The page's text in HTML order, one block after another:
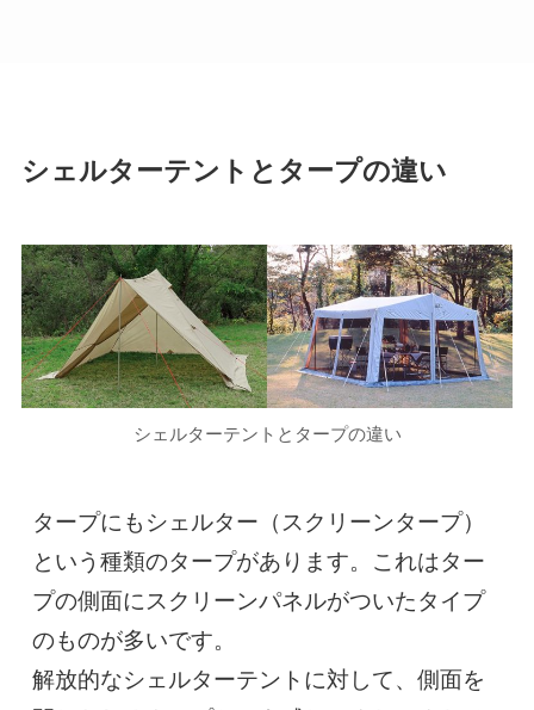
シェルターテントとタープの違い
シェルターテントとタープの違い
タープにもシェルター（スクリーンタープ）
という種類のタープがあります。これはター
プの側面にスクリーンパネルがついたタイプ
のものが多いです。
解放的なシェルターテントに対して、側面を